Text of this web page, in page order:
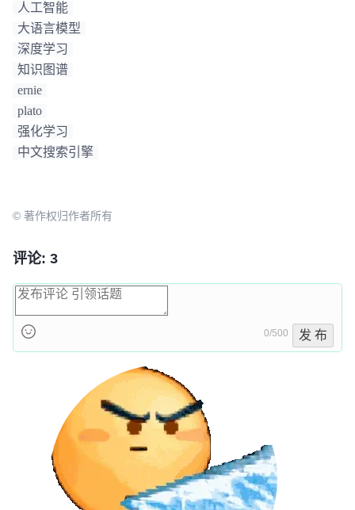
人工智能
大语言模型
深度学习
知识图谱
ernie
plato
强化学习
中文搜索引擎
© 著作权归作者所有
评论: 3
0/500 发 布